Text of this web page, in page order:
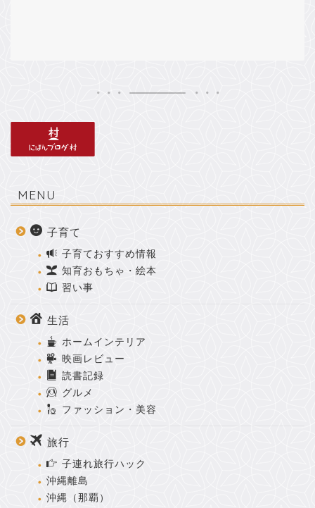
MENU
子育て
子育ておすすめ情報
知育おもちゃ・絵本
習い事
生活
ホームインテリア
映画レビュー
読書記録
グルメ
ファッション・美容
旅行
子連れ旅行ハック
沖縄離島
沖縄（那覇）